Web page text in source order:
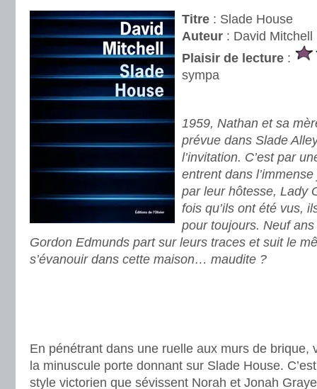
Titre : Slade House
Auteur : David Mitchell
Plaisir de lecture :
sympa
1959, Nathan et sa
prévue dans Slade
l’invitation. C’est par
entrent dans
par leur hôtesse, Lady
fois qu’ils ont été vus,
pour toujours. Neuf
Gordon Edmunds part sur leurs traces et suit le
s’évanouir dans cette maison… maudite ?
En pénétrant dans une ruelle aux murs de brique,
la minuscule porte donnant sur Slade House.
style victorien que sévissent Norah et Jonah